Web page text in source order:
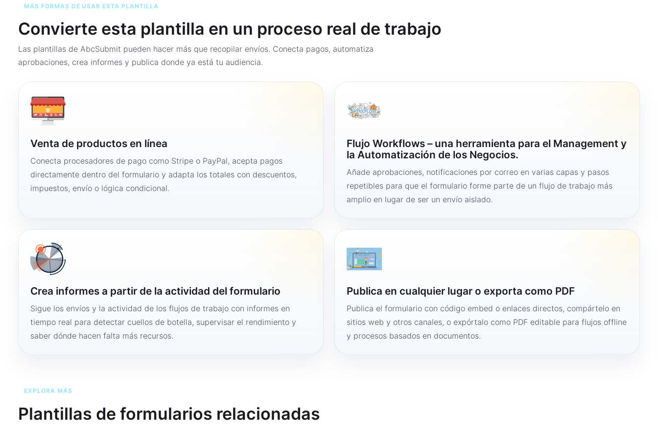
MÁS FORMAS DE USAR ESTA PLANTILLA
Convierte esta plantilla en un proceso real de trabajo
Las plantillas de AbcSubmit pueden hacer más que recopilar envíos. Conecta pagos, automatiza
aprobaciones, crea informes y publica donde ya está tu audiencia.
Venta de productos en línea
Conecta procesadores de pago como Stripe o PayPal, acepta pagos
directamente dentro del formulario y adapta los totales con descuentos,
impuestos, envío o lógica condicional.
Flujo Workflows – una herramienta para el Management y
la Automatización de los Negocios.
Añade aprobaciones, notificaciones por correo en varias capas y pasos
repetibles para que el formulario forme parte de un flujo de trabajo más
amplio en lugar de ser un envío aislado.
Crea informes a partir de la actividad del formulario
Sigue los envíos y la actividad de los flujos de trabajo con informes en
tiempo real para detectar cuellos de botella, supervisar el rendimiento y
saber dónde hacen falta más recursos.
Publica en cualquier lugar o exporta como PDF
Publica el formulario con código embed o enlaces directos, compártelo en
sitios web y otros canales, o expórtalo como PDF editable para flujos offline
y procesos basados en documentos.
EXPLORA MÁS
Plantillas de formularios relacionadas